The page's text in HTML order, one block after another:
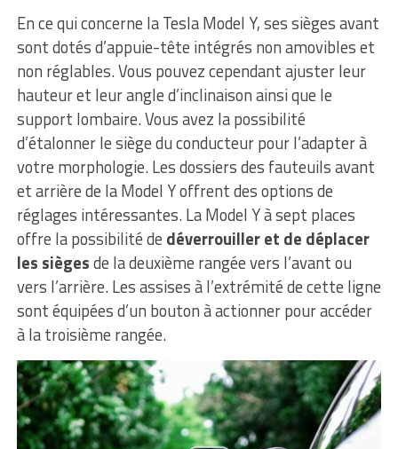
En ce qui concerne la Tesla Model Y, ses sièges avant
sont dotés d’appuie-tête intégrés non amovibles et
non réglables. Vous pouvez cependant ajuster leur
hauteur et leur angle d’inclinaison ainsi que le
support lombaire. Vous avez la possibilité
d’étalonner le siège du conducteur pour l’adapter à
votre morphologie. Les dossiers des fauteuils avant
et arrière de la Model Y offrent des options de
réglages intéressantes. La Model Y à sept places
offre la possibilité de déverrouiller et de déplacer
les siègesde la deuxième rangée vers l’avant ou
vers l’arrière. Les assises à l’extrémité de cette ligne
sont équipées d’un bouton à actionner pour accéder
à la troisième rangée.